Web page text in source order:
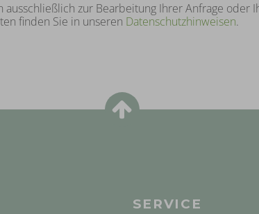
ausschließlich zur Bearbeitung Ihrer Anfrage oder
finden Sie in unseren Datenschutzhinweisen.
SERVICE